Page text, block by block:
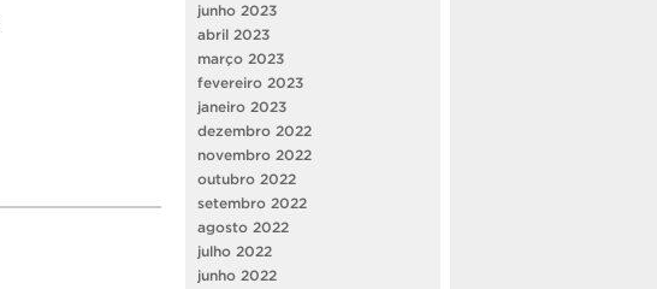
junho 2023
abril 2023
março 2023
fevereiro 2023
janeiro 2023
dezembro 2022
novembro 2022
outubro 2022
setembro 2022
agosto 2022
julho 2022
junho 2022